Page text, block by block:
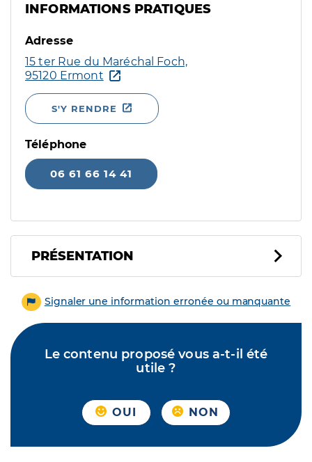
INFORMATIONS PRATIQUES
Adresse
15 ter Rue du Maréchal Foch,
95120 Ermont
S'Y RENDRE
Téléphone
06 61 66 14 41
PRÉSENTATION
Signaler une information erronée ou manquante
Le contenu proposé vous a-t-il été
utile ?
OUI NON